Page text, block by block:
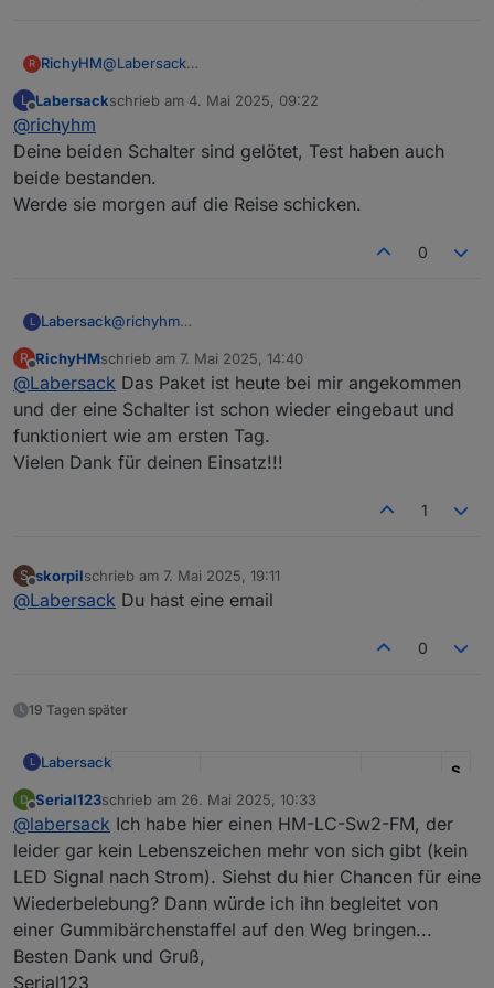
R RichyHM@Labersack
einen blinkt die LED wenn der Schalter mit Strom
gemacht wird). Beim zweiten Schalter blinkt die LED
ständig.
L
Offline
Labersackschrieb am 4. Mai 2025, 09:22
zuletzt editiert von
@richyhm
Deine beiden Schalter sind gelötet, Test haben auch
beide bestanden.
Werde sie morgen auf die Reise schicken.
0
L Labersack@richyhm
beide bestanden.
Werde sie morgen auf die Reise schicken.
R
Offline
RichyHMschrieb am 7. Mai 2025, 14:40
zuletzt editiert von
@Labersack Das Paket ist heute bei mir angekommen
und der eine Schalter ist schon wieder eingebaut und
funktioniert wie am ersten Tag.
Vielen Dank für deinen Einsatz!!!
1
S
Offline
skorpilschrieb am 7. Mai 2025, 19:11
zuletzt editiert von
@Labersack Du hast eine email
0
19 Tagen später
L Labersack
Modell Funktion
Kondens
ator
S
HM-LC-
Bl1-FM
Unterputz
Rollladenaktor
? ?
HM-LC-
Bl1PBU-
Unterputz
C26
1
Offline
Serial123schrieb am 26. Mai 2025, 10:33
zuletzt editiert von
@labersack Ich habe hier einen HM-LC-Sw2-FM, der
leider gar kein Lebenszeichen mehr von sich gibt (kein
LED Signal nach Strom). Siehst du hier Chancen für eine
Wiederbelebung? Dann würde ich ihn begleitet von
einer Gummibärchenstaffel auf den Weg bringen...
Besten Dank und Gruß,
Serial123